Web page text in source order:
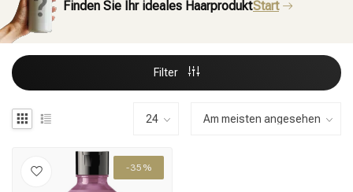
Finden Sie Ihr ideales HaarproduktStart
Filter
-35%